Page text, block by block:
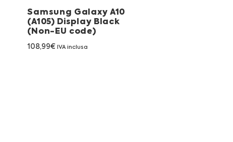
Samsung Galaxy A10
(A105) Display Black
(Non-EU code)
108,99€ IVA inclusa